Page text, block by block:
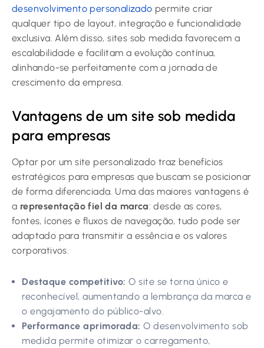
desenvolvimento personalizado permite criar
qualquer tipo de layout, integração e funcionalidade
exclusiva. Além disso, sites sob medida favorecem a
escalabilidade e facilitam a evolução contínua,
alinhando-se perfeitamente com a jornada de
crescimento da empresa.
Vantagens de um site sob medida
para empresas
Optar por um site personalizado traz benefícios
estratégicos para empresas que buscam se posicionar
de forma diferenciada. Uma das maiores vantagens é
a representação fiel da marca: desde as cores,
fontes, ícones e fluxos de navegação, tudo pode ser
adaptado para transmitir a essência e os valores
corporativos.
Destaque competitivo: O site se torna único e
reconhecível, aumentando a lembrança da marca e
o engajamento do público-alvo.
Performance aprimorada: O desenvolvimento sob
medida permite otimizar o carregamento,